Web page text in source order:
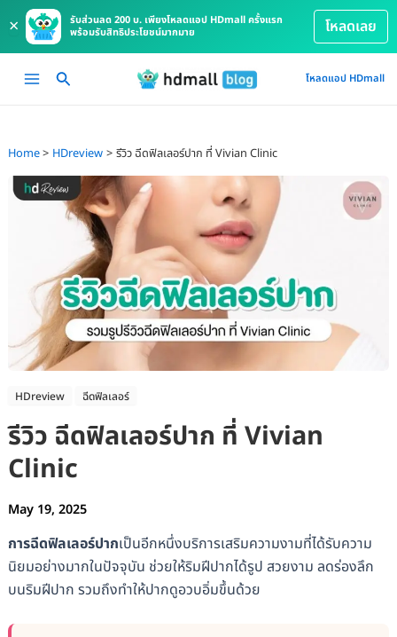
×
รับส่วนลด 200 บ. เพียงโหลดแอป HDmall ครั้งแรก
พร้อมรับสิทธิประโยชน์มากมาย
โหลดเลย
Main
โหลดแอป HDmall
Home HDreview รีวิว ฉีดฟิลเลอร์ปาก ที่ Vivian Clinic
HDreview ฉีดฟิลเลอร์
รีวิว ฉีดฟิลเลอร์ปาก ที่ Vivian
Clinic
May 19, 2025
การฉีดฟิลเลอร์ปากเป็นอีกหนึ่งบริการเสริมความงามที่ได้รับความ
นิยมอย่างมากในปัจจุบัน ช่วยให้ริมฝีปากได้รูป สวยงาม ลดร่องลึก
บนริมฝีปาก รวมถึงทำให้ปากดูอวบอิ่มขึ้นด้วย